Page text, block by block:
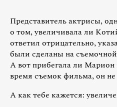
Представитель актрисы,
о том, увеличивала ли
ответил отрицательно,
были сделаны на
А вот прибегала ли Марион
время съемок фильма, он
А как тебе кажется: